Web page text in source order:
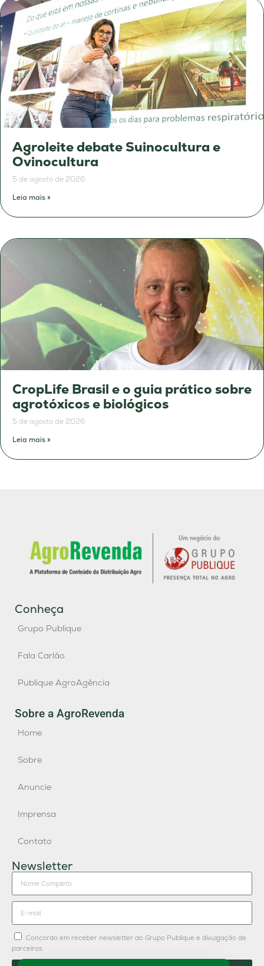
Agroleite debate Suinocultura e
Ovinocultura
5 de agosto de 2026
Leia mais »
CropLife Brasil e o guia prático sobre
agrotóxicos e biológicos
5 de agosto de 2026
Leia mais »
Conheça
Grupo Publique
Fala Carlão
Publique AgroAgência
Sobre a AgroRevenda
Home
Sobre
Anuncie
Imprensa
Contato
Newsletter
Concordo em receber newsletter do Grupo Publique e divulgação de
parceiros.